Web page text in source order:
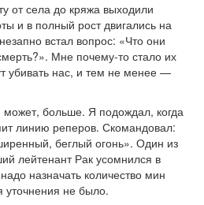
от села до кряжа выходили
и в полный рост двигались на
встал вопрос: «Что они
Мне почему-то стало их
убивать нас, и тем не менее —
больше. Я подождал, когда
линию реперов. Скомандовал:
беглый огонь». Один из
лейтенант Рак усомнился в
назначать количество мин
уточнения не было.